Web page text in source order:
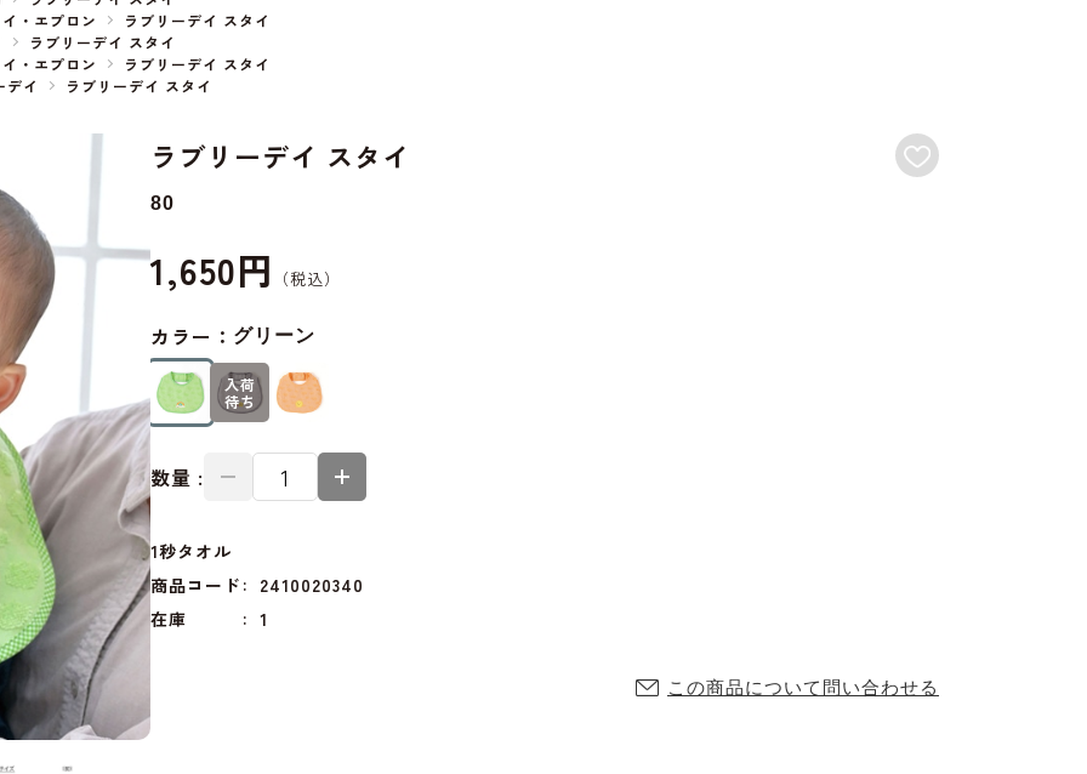
・エプロン
ラブリーデイ スタイ
ラブリーデイ スタイ
・エプロン
ラブリーデイ スタイ
デイ ラブリーデイ スタイ
ラブリーデイ スタイ
80
1,650円
カラー： グリーン
入荷
待ち
数量 :
1秒タオル
商品コード
2410020340
在庫
1
この商品について問い合わせる